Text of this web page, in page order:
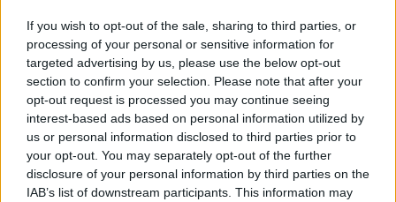
If you wish to opt-out of the sale, sharing to third parties, or
processing of your personal or sensitive information for
targeted advertising by us, please use the below opt-out
section to confirm your selection. Please note that after your
opt-out request is processed you may continue seeing
interest-based ads based on personal information utilized by
us or personal information disclosed to third parties prior to
your opt-out. You may separately opt-out of the further
disclosure of your personal information by third parties on the
IAB’s list of downstream participants. This information may